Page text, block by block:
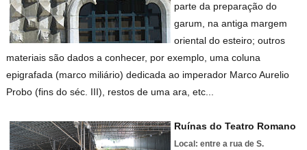
parte da preparação do
garum, na antiga margem
oriental do esteiro; outros
materiais são dados a conhecer, por exemplo, uma coluna
epigrafada (marco miliário) dedicada ao imperador Marco Aurelio
Probo (fins do séc. III), restos de uma ara, etc...
Ruínas do Teatro Romano
Local: entre a rua de S.